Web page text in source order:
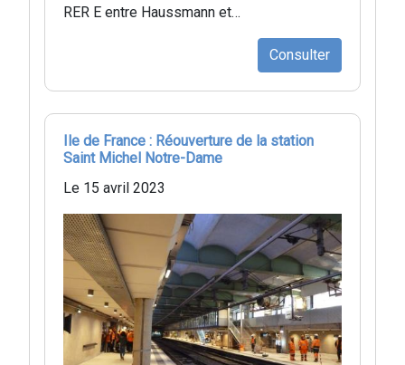
RER E entre Haussmann et…
Consulter
Ile de France : Réouverture de la station
Saint Michel Notre-Dame
Le 15 avril 2023